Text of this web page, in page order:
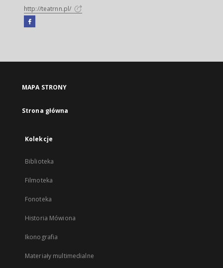
http://teatrnn.pl/
Facebook
się
karcie
MAPA STRONY
Strona główna
Kolekcje
Biblioteka
Filmoteka
Fonoteka
Historia Mówiona
Ikonografia
Materiały multimedialne